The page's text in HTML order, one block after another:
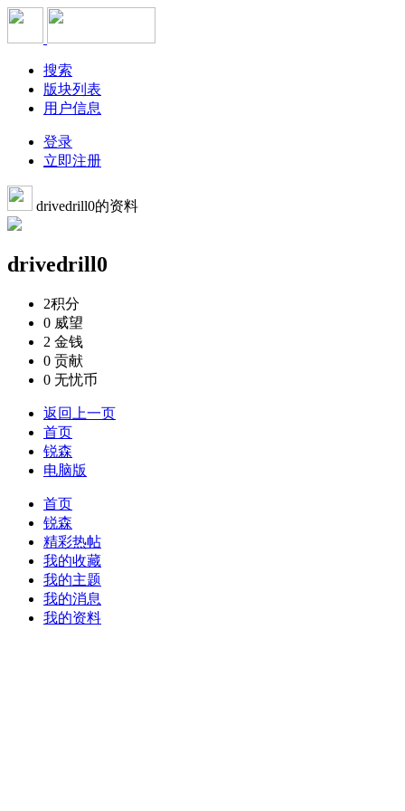
搜索
版块列表
用户信息
登录
立即注册
drivedrill0的资料
drivedrill0
2积分
0 威望
2 金钱
0 贡献
0 无忧币
返回上一页
首页
锐森
电脑版
首页
锐森
精彩热帖
我的收藏
我的主题
我的消息
我的资料